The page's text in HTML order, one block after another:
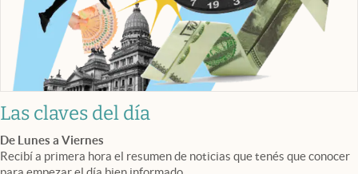
Las claves del día
De Lunes a Viernes
Recibí a primera hora el resumen de noticias que tenés que conocer